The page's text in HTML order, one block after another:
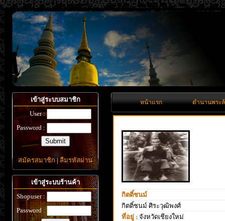
เข้าสู่ระบบสมาชิก
User :
Password :
สมัครสมาชิก|ลืมรหัสผ่าน
เข้าสู่ระบบร้านค้า
Shopuser :
Password :
หน้าแรก ตำนานพระ
กิตติ์ชนม์
กิตติ์ชนม์ ศิระวุฒิพงศ์
ที่อยู่ : จังหวัดเชียงใหม่